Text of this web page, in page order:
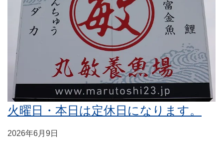
火曜日・本日は定休日になります。
2026年6月9日